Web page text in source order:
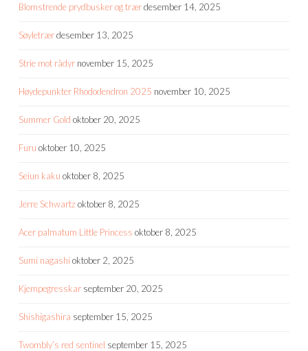
Blomstrende prydbusker og trærdesember 14, 2025
Søyletrærdesember 13, 2025
Strie mot rådyr november 15, 2025
Høydepunkter Rhododendron 2025 november 10, 2025
Summer Gold oktober 20, 2025
Furu oktober 10, 2025
Seiun kaku oktober 8, 2025
Jerre Schwartzoktober 8, 2025
Acer palmatum Little Princess oktober 8, 2025
Sumi nagashi oktober 2, 2025
Kjempegresskar september 20, 2025
Shishigashira september 15, 2025
Twombly’s red sentinel september 15, 2025